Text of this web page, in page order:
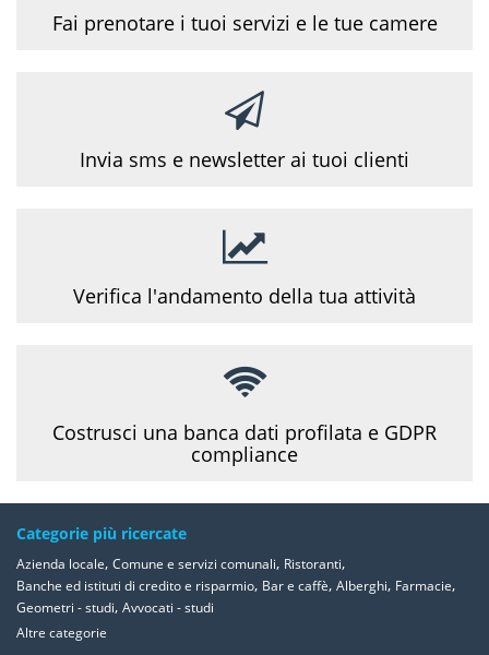
Fai prenotare i tuoi servizi e le tue camere
Invia sms e newsletter ai tuoi clienti
Verifica l'andamento della tua attività
Costrusci una banca dati profilata e GDPR
compliance
Categorie più ricercate
Azienda locale, Comune e servizi comunali, Ristoranti,
Banche ed istituti di credito e risparmio, Bar e caffè, Alberghi, Farmacie,
Geometri - studi, Avvocati - studi
Altre categorie